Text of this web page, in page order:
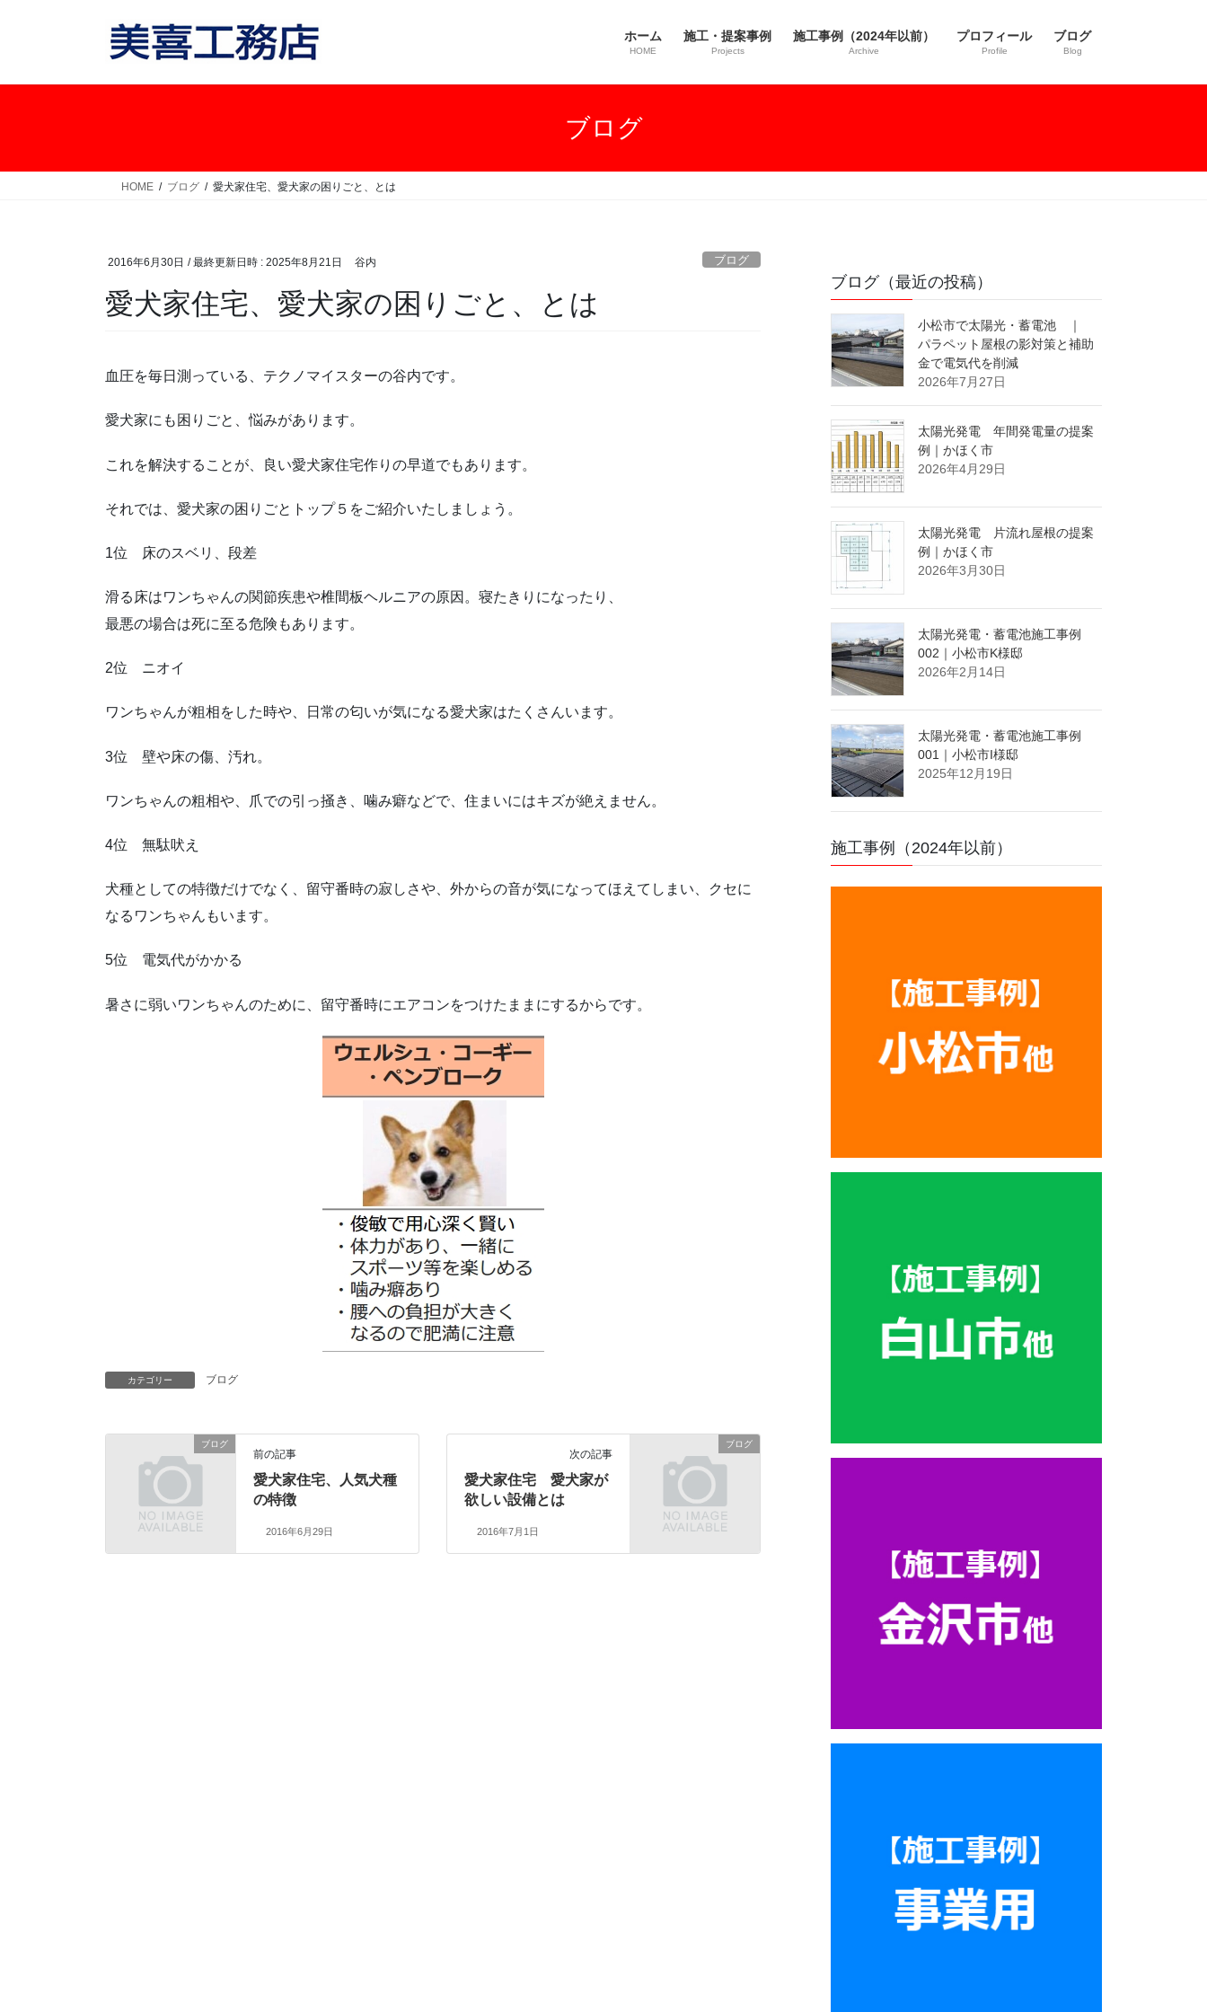
ホーム
HOME
施工・提案事例
Projects
施工事例（2024年以前）
Archive
プロフィール
Profile
ブログ
Blog
ブログ
HOME ブログ 愛犬家住宅、愛犬家の困りごと、とは
2016年6月30日 / 最終更新日時 : 2025年8月21日 谷内 ブログ
愛犬家住宅、愛犬家の困りごと、とは
血圧を毎日測っている、テクノマイスターの谷内です。
愛犬家にも困りごと、悩みがあります。
これを解決することが、良い愛犬家住宅作りの早道でもあります。
それでは、愛犬家の困りごとトップ５をご紹介いたしましょう。
1位 床のスベリ、段差
滑る床はワンちゃんの関節疾患や椎間板ヘルニアの原因。寝たきりになったり、
最悪の場合は死に至る危険もあります。
2位 ニオイ
ワンちゃんが粗相をした時や、日常の匂いが気になる愛犬家はたくさんいます。
3位 壁や床の傷、汚れ。
ワンちゃんの粗相や、爪での引っ掻き、噛み癖などで、住まいにはキズが絶えません。
4位 無駄吠え
犬種としての特徴だけでなく、留守番時の寂しさや、外からの音が気になってほえてしまい、クセに
なるワンちゃんもいます。
5位 電気代がかかる
暑さに弱いワンちゃんのために、留守番時にエアコンをつけたままにするからです。
カテゴリー ブログ
ブログ
前の記事
愛犬家住宅、人気犬種
の特徴
2016年6月29日
ブログ
次の記事
愛犬家住宅 愛犬家が
欲しい設備とは
2016年7月1日
ブログ（最近の投稿）
小松市で太陽光・蓄電池 ｜
パラペット屋根の影対策と補助
金で電気代を削減
2026年7月27日
太陽光発電 年間発電量の提案
例｜かほく市
2026年4月29日
太陽光発電 片流れ屋根の提案
例｜かほく市
2026年3月30日
太陽光発電・蓄電池施工事例
002｜小松市K様邸
2026年2月14日
太陽光発電・蓄電池施工事例
001｜小松市I様邸
2025年12月19日
施工事例（2024年以前）